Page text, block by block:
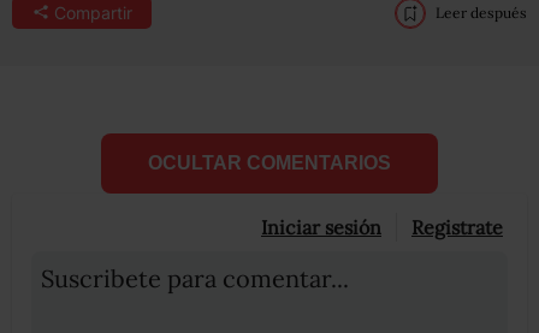
Compartir Leer después
OCULTAR COMENTARIOS
Iniciar sesión Registrate
Suscribete para comentar...